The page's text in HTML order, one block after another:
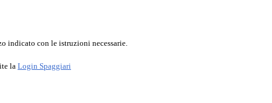
indicato con le istruzioni necessarie.
la Login Spaggiari